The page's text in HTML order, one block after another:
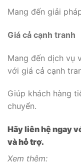
Mang đến giải
Giá cả cạnh tranh
Mang đến dịch vụ
với giá cả cạnh
Giúp khách hàng
chuyển.
Hãy liên hệ ngay
và hỗ trợ.
Xem thêm: